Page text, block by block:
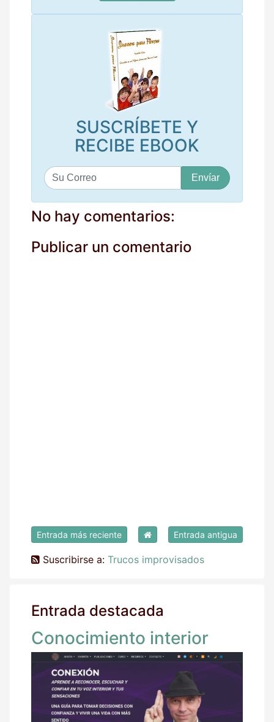
SUSCRÍBETE Y
RECIBE EBOOK
u
c
o
e
No hay comentarios:
Publicar un comentario
Entrada más reciente Entrada antigua
Suscribirse a: Trucos improvisados
Entrada destacada
Conocimiento interior